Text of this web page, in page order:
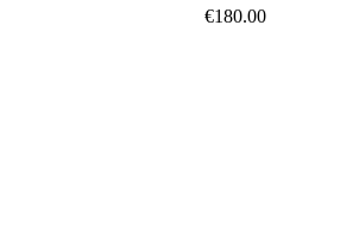
€180.00